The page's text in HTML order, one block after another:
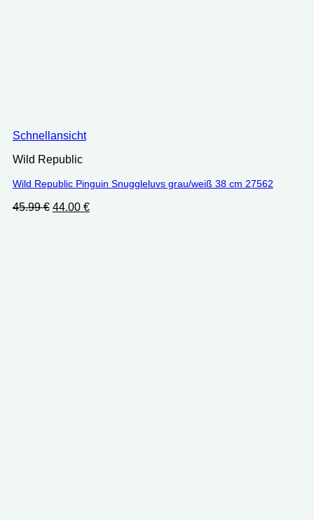
Schnellansicht
Wild Republic
Wild Republic Pinguin Snuggleluvs grau/weiß 38 cm ‎27562
45.99€ Ursprünglicher
44.00 €Aktueller